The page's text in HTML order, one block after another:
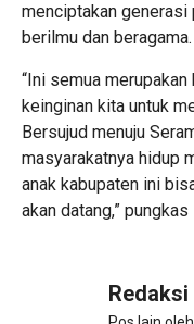
menciptakan generasi
berilmu dan beragama.
“Ini semua
keinginan kita untuk
Bersujud menuju
masyarakatnya hidup
anak kabupaten ini
akan datang,” pungkas
Redaksi